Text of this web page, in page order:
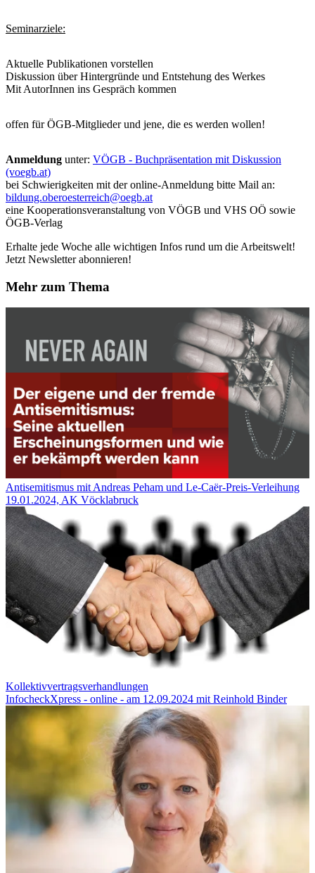
Seminarziele:
Aktuelle Publikationen vorstellen
Diskussion über Hintergründe und Entstehung des Werkes
Mit AutorInnen ins Gespräch kommen
offen für ÖGB-Mitglieder und jene, die es werden wollen!
Anmeldung unter: VÖGB - Buchpräsentation mit Diskussion
(voegb.at)
bei Schwierigkeiten mit der online-Anmeldung bitte Mail an:
bildung.oberoesterreich@oegb.at
eine Kooperationsveranstaltung von VÖGB und VHS OÖ sowie
ÖGB-Verlag
Erhalte jede Woche alle wichtigen Infos rund um die Arbeitswelt!
Jetzt Newsletter abonnieren!
Mehr zum Thema
Antisemitismus mit Andreas Peham und Le-Caër-Preis-Verleihung
19.01.2024, AK Vöcklabruck
Kollektivvertragsverhandlungen
InfocheckXpress - online - am 12.09.2024 mit Reinhold Binder